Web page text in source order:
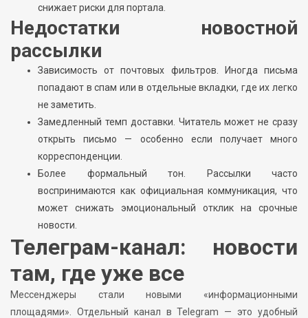
снижает риски для портала.
Недостатки новостной
рассылки
Зависимость от почтовых фильтров. Иногда письма
попадают в спам или в отдельные вкладки, где их легко
не заметить.
Замедленный темп доставки. Читатель может не сразу
открыть письмо — особенно если получает много
корреспонденции.
Более формальный тон. Рассылки часто
воспринимаются как официальная коммуникация, что
может снижать эмоциональный отклик на срочные
новости.
Телеграм-канал: новости
там, где уже все
Мессенджеры стали новыми «информационными
площадями». Отдельный канал в Telegram — это удобный